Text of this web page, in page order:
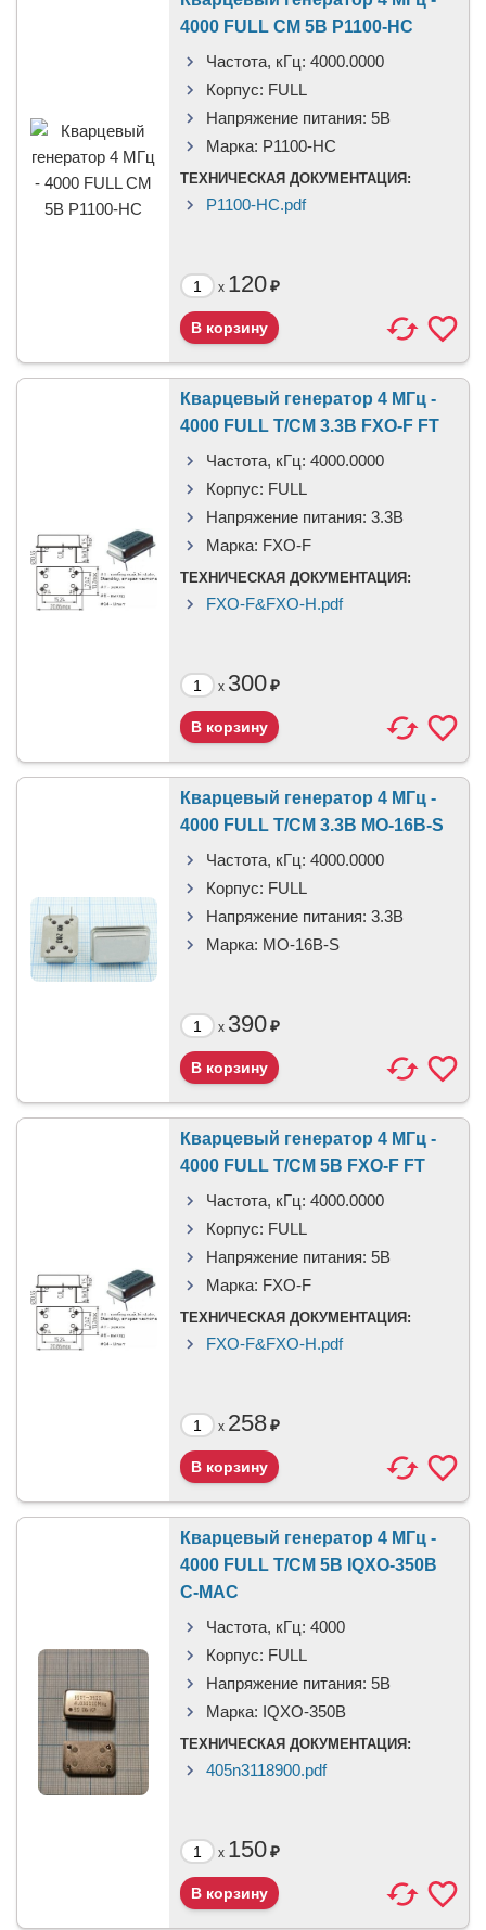
4000 FULL CM 5В P1100-HC
Частота, кГц: 4000.0000
Корпус: FULL
Напряжение питания: 5В
Марка: P1100-HC
ТЕХНИЧЕСКАЯ ДОКУМЕНТАЦИЯ:
P1100-HC.pdf
x 120₽
Кварцевый генератор 4 МГц -
4000 FULL T/CM 3.3В FXO-F FT
Частота, кГц: 4000.0000
Корпус: FULL
Напряжение питания: 3.3В
Марка: FXO-F
ТЕХНИЧЕСКАЯ ДОКУМЕНТАЦИЯ:
FXO-F&FXO-H.pdf
x 300₽
Кварцевый генератор 4 МГц -
4000 FULL T/CM 3.3В MO-16B-S
Частота, кГц: 4000.0000
Корпус: FULL
Напряжение питания: 3.3В
Марка: MO-16B-S
x 390₽
Кварцевый генератор 4 МГц -
4000 FULL T/CM 5В FXO-F FT
Частота, кГц: 4000.0000
Корпус: FULL
Напряжение питания: 5В
Марка: FXO-F
ТЕХНИЧЕСКАЯ ДОКУМЕНТАЦИЯ:
FXO-F&FXO-H.pdf
x 258₽
Кварцевый генератор 4 МГц -
4000 FULL T/CM 5В IQXO-350B
C-MAC
Частота, кГц: 4000
Корпус: FULL
Напряжение питания: 5В
Марка: IQXO-350B
ТЕХНИЧЕСКАЯ ДОКУМЕНТАЦИЯ:
405n3118900.pdf
x 150₽